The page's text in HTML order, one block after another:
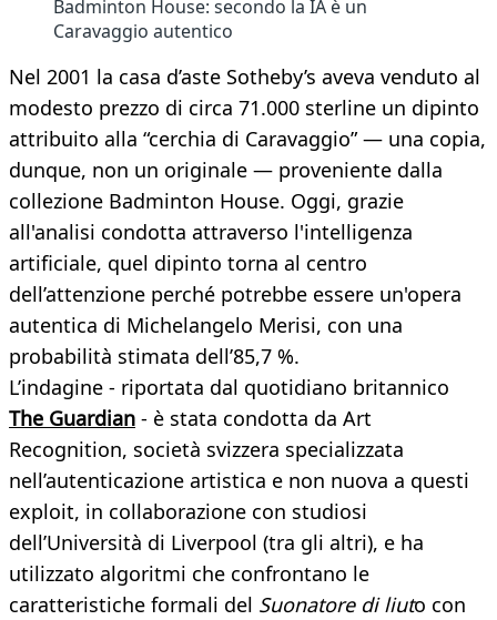
Badminton House: secondo la IA è un
Caravaggio autentico
Nel 2001 la casa d’aste Sotheby’s aveva venduto al
modesto prezzo di circa 71.000 sterline un dipinto
attribuito alla “cerchia di Caravaggio” — una copia,
dunque, non un originale — proveniente dalla
collezione Badminton House. Oggi, grazie
all'analisi condotta attraverso l'intelligenza
artificiale, quel dipinto torna al centro
dell’attenzione perché potrebbe essere un'opera
autentica di Michelangelo Merisi, con una
probabilità stimata dell’85,7 %.
L’indagine - riportata dal quotidiano britannico
The Guardian - è stata condotta da Art
Recognition, società svizzera specializzata
nell’autenticazione artistica e non nuova a questi
exploit, in collaborazione con studiosi
dell’Università di Liverpool (tra gli altri), e ha
utilizzato algoritmi che confrontano le
caratteristiche formali del Suonatore di liuto con